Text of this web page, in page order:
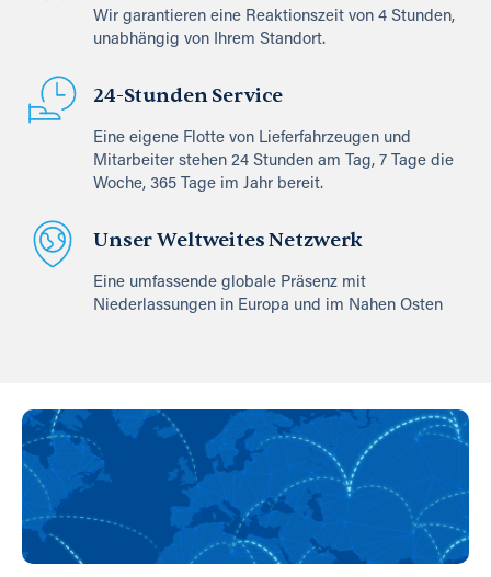
Wir garantieren eine Reaktionszeit von 4 Stunden,
unabhängig von Ihrem Standort.
24-Stunden Service
Eine eigene Flotte von Lieferfahrzeugen und
Mitarbeiter stehen 24 Stunden am Tag, 7 Tage die
Woche, 365 Tage im Jahr bereit.
Unser Weltweites Netzwerk
Eine umfassende globale Präsenz mit
Niederlassungen in Europa und im Nahen Osten